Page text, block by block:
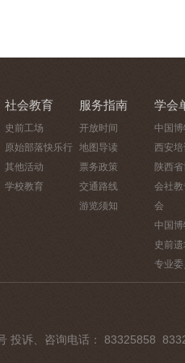
社会教育
史前工场
原始部落快乐行
其他活动
学校教育
服务指南
开放时间
地图导读
票务政策
交通路线
游览须知
学会
中国
西安
陕西
会社
会
中国
史前
专业委
投诉、咨询电话： 83325858